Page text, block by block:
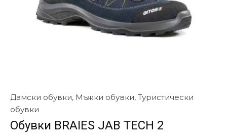
Дамски обувки, Мъжки обувки, Туристически
обувки
Обувки BRAIES JAB TECH 2